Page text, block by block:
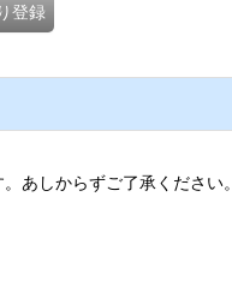
登録
あしからずご了承ください。